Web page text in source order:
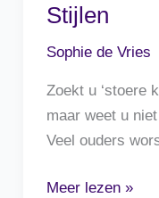
Stijlen
Sophie de Vries
Zoekt u ‘stoere
maar weet u
Veel ouders
Stoere
Meer lezen »